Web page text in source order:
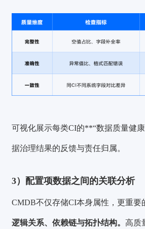
可视化展示每类CI的**“数据质量健
据治理结果的反馈与责任归属。
3）配置项数据之间的关联分析
CMDB不仅存储CI本身属性，更重要
逻辑关系、依赖链与拓扑结构。高质